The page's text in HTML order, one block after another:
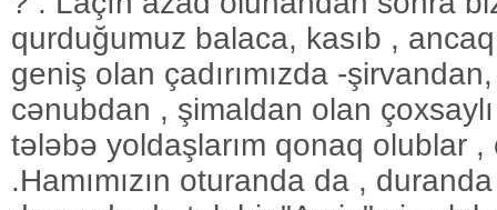
qurduğumuz balaca, kasıb ,
geniş olan çadırımızda -
cənubdan , şimaldan olan
tələbə yoldaşlarım qonaq olublar
.Hamımızın oturanda da ,